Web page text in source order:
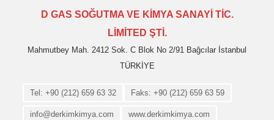
D GAS SOĞUTMA VE KİMYA SANAYİ TİC.
LİMİTED ŞTİ.
Mahmutbey Mah. 2412 Sok. C Blok No 2/91 Bağcılar İstanbul
TÜRKİYE
Tel: +90 (212) 659 63 32 Faks: +90 (212) 659 63 59
info@derkimkimya.com www.derkimkimya.com